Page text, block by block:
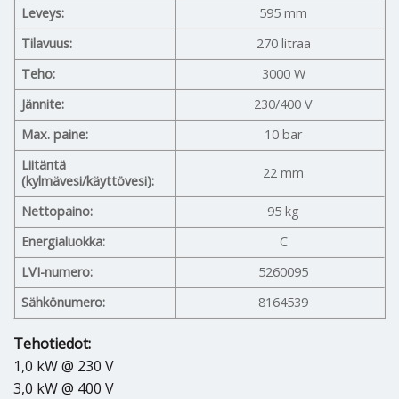
Leveys:
595 mm
Tilavuus:
270 litraa
Teho:
3000 W
Jännite:
230/400 V
Max. paine:
10 bar
Liitäntä
(kylmävesi/käyttövesi):
22 mm
Nettopaino:
95 kg
Energialuokka:
C
LVI-numero:
5260095
Sähkönumero:
8164539
Tehotiedot:
1,0 kW @ 230 V
3,0 kW @ 400 V